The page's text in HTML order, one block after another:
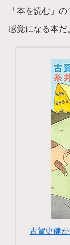
「本を読む」
感覚になる本だ
古賀史健